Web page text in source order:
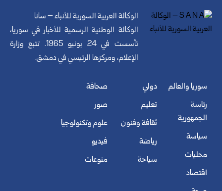
الوكالة العربية السورية للأنباء – سانا
الوكالة الوطنية الرسمية للأخبار في سوريا،
تأسست في 24 يونيو 1965. تتبع وزارة
الإعلام، ومركزها الرئيسي في دمشق.
سوريا والعالم
رئاسة
الجمهورية
سياسة
محليات
اقتصاد
دولي
تعليم
ثقافة وفنون
رياضة
سياحة
صحافة
صور
علوم وتكنولوجيا
فيديو
منوعات